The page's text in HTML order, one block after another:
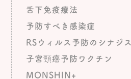
舌下免疫療法
予防すべき感染症
RSウィルス予防のシナジス
子宮頸癌予防ワクチン
MONSHIN+